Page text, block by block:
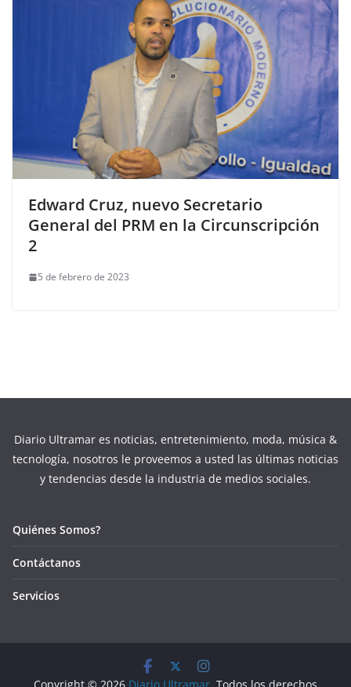
Edward Cruz, nuevo Secretario
General del PRM en la Circunscripción
2
5 de febrero de 2023
Diario Ultramar es noticias, entretenimiento, moda, música &
tecnología, nosotros le proveemos a usted las últimas noticias
y tendencias desde la industria de medios sociales.
Quiénes Somos?
Contáctanos
Servicios